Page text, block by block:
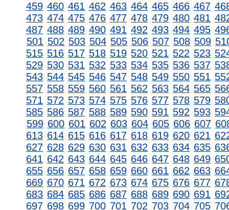
459 460 461 462 463 464 465 466 467
473 474 475 476 477 478 479 480 481
487 488 489 490 491 492 493 494 495
501 502 503 504 505 506 507 508 509
515 516 517 518 519 520 521 522 523
529 530 531 532 533 534 535 536 537
543 544 545 546 547 548 549 550 551
557 558 559 560 561 562 563 564 565
571 572 573 574 575 576 577 578 579
585 586 587 588 589 590 591 592 593
599 600 601 602 603 604 605 606 607
613 614 615 616 617 618 619 620 621
627 628 629 630 631 632 633 634 635
641 642 643 644 645 646 647 648 649
655 656 657 658 659 660 661 662 663
669 670 671 672 673 674 675 676 677
683 684 685 686 687 688 689 690 691
697 698 699 700 701 702 703 704 705